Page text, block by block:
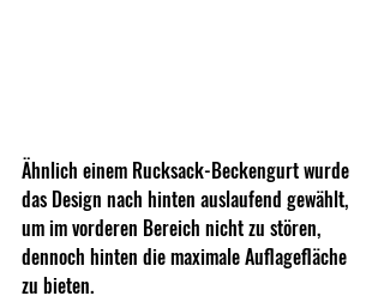
Ähnlich einem Rucksack-Beckengurt wurde
das Design nach hinten auslaufend gewählt,
um im vorderen Bereich nicht zu stören,
dennoch hinten die maximale Auflagefläche
zu bieten.